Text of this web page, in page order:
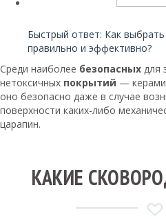
Быстрый ответ: Как
правильно и эффективно?
Среди наиболее безопасных для
нетоксичных покрытий —
оно безопасно даже в случае
поверхности каких-либо
царапин.
КАКИЕ